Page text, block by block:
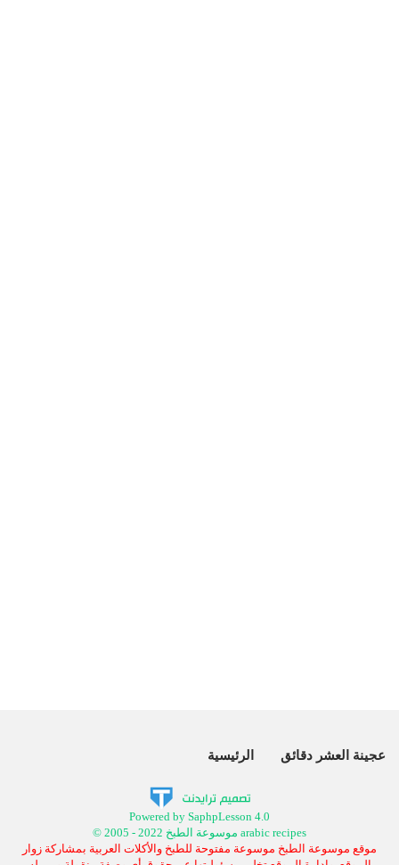
عجينة العشر دقائق الرئيسية
Powered by SaphpLesson 4.0
© 2005 - 2022 موسوعة الطبخ arabic recipes
موقع موسوعة الطبخ موسوعة مفتوحة للطبخ والأكلات العربية بمشاركة زوار